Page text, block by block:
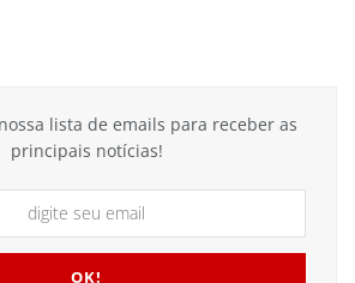
lista de emails para receber as
principais notícias!